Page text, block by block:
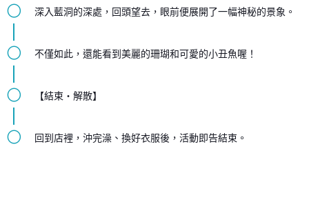
◯ 深入藍洞的深處，回頭望去，眼前便展開了一幅神秘的景象。
◯ 不僅如此，還能看到美麗的珊瑚和可愛的小丑魚喔！
◯ 【結束・解散】
◯ 回到店裡，沖完澡、換好衣服後，活動即告結束。